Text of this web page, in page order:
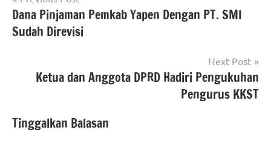
pos
Dana Pinjaman Pemkab Yapen Dengan PT. SMI
Sudah Direvisi
Next Post
Ketua dan Anggota DPRD Hadiri Pengukuhan
Pengurus KKST
Tinggalkan Balasan